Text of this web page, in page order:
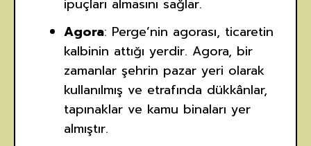
ipuçları almasını sağlar.
Agora: Perge’nin agorası, ticaretin
kalbinin attığı yerdir. Agora, bir
zamanlar şehrin pazar yeri olarak
kullanılmış ve etrafında dükkânlar,
tapınaklar ve kamu binaları yer
almıştır.